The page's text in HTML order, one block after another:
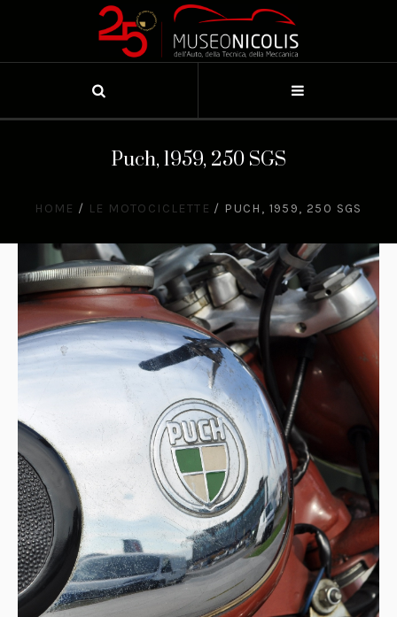
Puch, 1959, 250 SGS
HOME / LE MOTOCICLETTE / PUCH, 1959, 250 SGS